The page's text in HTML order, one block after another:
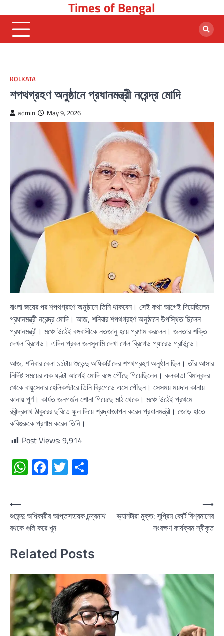
to
content
Times of Bengal
KOLKATA
শপথগ্রহণ অনুষ্ঠানে প্রধানমন্ত্রী নরেন্দ্র মোদি
admin May 9, 2026
বাংলা জয়ের পর শপথগ্রহণ অনুষ্ঠানে তিনি থাকবেন। সেই কথা আগেই দিয়েছিলেন
প্রধানমন্ত্রী নরেন্দ্র মোদি। আজ, শনিবার শপথগ্রহণ অনুষ্ঠানে উপস্থিত ছিলেন
প্রধানমন্ত্রী। মঞ্চে উঠেই বঙ্গবাসীকে নতজানু হয়ে প্রণাম করলেন। জনতার শক্তি
দেখল ব্রিগেড। এদিন প্রবল জনসুনামি দেখা গেল ব্রিগেড প্যারেড গ্রাউন্ডে।
আজ, শনিবার বেলা ১১টায় শুভেন্দু অধিকারীদের শপথগ্রহণ অনুষ্ঠান ছিল। তাঁর আসার
নির্দিষ্ট সময়ের এক ঘণ্টা আগেই মোদি বঙ্গে পৌঁছে গিয়েছিলেন। কলকাতা বিমানবন্দর
থেকে বায়ুসেনার হেলিকপ্টারে তিনি ব্রিগেডে এসে পৌঁছন। সেসময় ময়দান কানায়
কানায় পূর্ণ। কার্যত জনগর্জন শোনা গিয়েছে মাঠ থেকে। মঞ্চে উঠেই প্রথমে
রবীন্দ্রনাথ ঠাকুরের ছবিতে ফুল দিয়ে শ্রদ্ধাজ্ঞাপন করেন প্রধানমন্ত্রী। জোড় হাতে
কবিগুরুকে প্রণাম করেন তিনি।
Post Views:9,914
WhatsApp
Facebook
Twitter
Post
navigation
⟵
শুভেন্দু অধিকারীর আপ্তসহায়ক চন্দ্রনাথ
রথকে গুলি করে খুন
ভ্যানটারা মুক্ত: সুপ্রিম কোর্ট বিশ্বমানের
সংরক্ষণ কার্যক্রম স্বীকৃত
⟶
Related Posts